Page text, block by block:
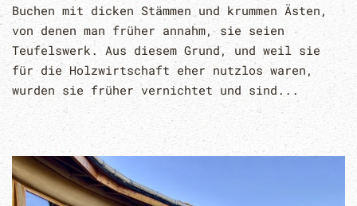
Buchen mit dicken Stämmen und krummen Ästen,
von denen man früher annahm, sie seien
Teufelswerk. Aus diesem Grund, und weil sie
für die Holzwirtschaft eher nutzlos waren,
wurden sie früher vernichtet und sind...